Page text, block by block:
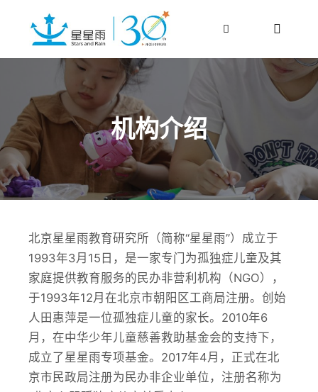
更多信息
机构介绍
北京星星雨教育研究所（简称“星星雨”）成立于
1993年3月15日，是一家专门为孤独症儿童及其
家庭提供教育服务的民办非营利机构（NGO），
于1993年12月在北京市朝阳区工商局注册。创始
人田惠萍是一位孤独症儿童的家长。2010年6
月，在中华少年儿童慈善救助基金会的支持下，
成立了星星雨专项基金。2017年4月，正式在北
京市民政局注册为民办非企业单位，注册名称为